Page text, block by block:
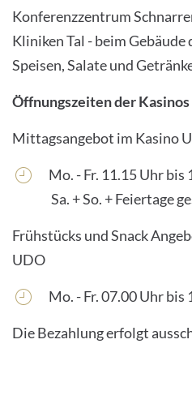
Konferenzzentrum
Kliniken Tal - beim
Speisen, Salate und
Öffnungszeiten der
Mittagsangebot im Kasino
Mo. - Fr. 11.15 Uhr bis
Sa. + So. + Feiertage
Frühstücks und Snack
UDO
Mo. - Fr. 07.00 Uhr bis
Die Bezahlung erfolgt